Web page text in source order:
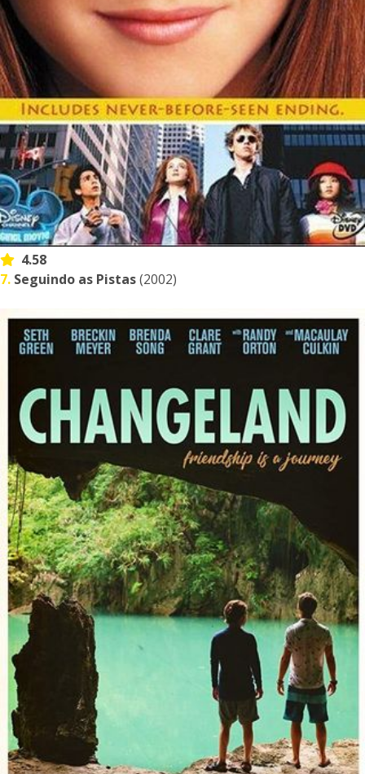
4.58
7. Seguindo as Pistas(2002)